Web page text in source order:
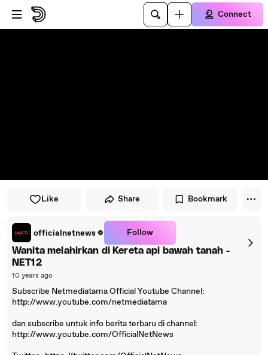
Skip to player
Skip to main content
Connect
Like Share Bookmark
officialnetnews Follow
Wanita melahirkan di Kereta api bawah tanah -
NET12
10 years ago
Subscribe Netmediatama Official Youtube Channel:
http://www.youtube.com/netmediatama
dan subscribe untuk info berita terbaru di channel:
http://www.youtube.com/OfficialNetNews